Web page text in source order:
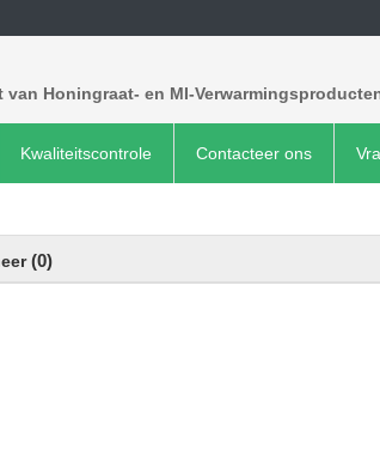
Honingraat- en MI-
Kwaliteitscontrole Contacteer ons
(0)